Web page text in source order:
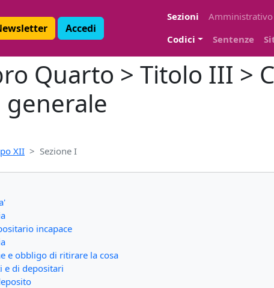
Accedi
Sezioni
Amministrativo
Codici
Sentenze
Quarto > Titolo III >
XII Sezione I
incapace
e obbligo di ritirare la cosa
e di depositari